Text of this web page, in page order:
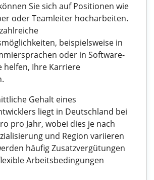
Sie sich auf Positionen wie
oder Teamleiter hocharbeiten.
beispielsweise in
oder in Software-
helfen, Ihre Karriere
Gehalt eines
liegt in Deutschland bei
pro Jahr, wobei dies je nach
und Region variieren
häufig Zusatzvergütungen
Arbeitsbedingungen